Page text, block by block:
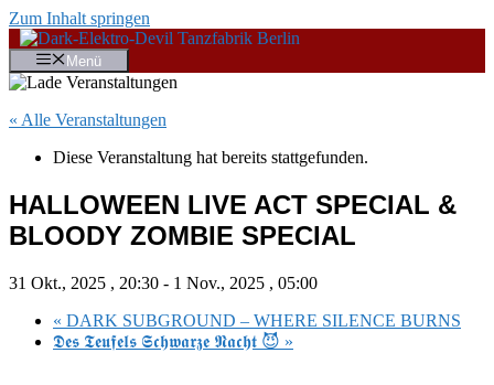
Zum Inhalt springen
Menü
« Alle Veranstaltungen
Diese Veranstaltung hat bereits stattgefunden.
HALLOWEEN LIVE ACT SPECIAL &
BLOODY ZOMBIE SPECIAL
31 Okt., 2025 , 20:30 - 1 Nov., 2025 , 05:00
« DARK SUBGROUND – WHERE SILENCE BURNS
𝕯𝖊𝖘 𝕿𝖊𝖚𝖋𝖊𝖑𝖘 𝕾𝖈𝖍𝖜𝖆𝖗𝖟𝖊 𝕹𝖆𝖈𝖍𝖙 😈 »